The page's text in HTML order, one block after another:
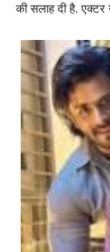
की सलाह दी है. एक्टर